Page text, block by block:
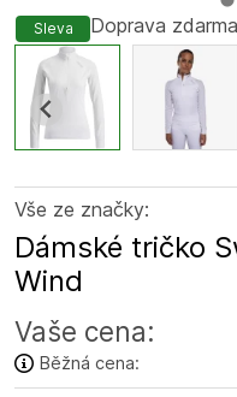
Sleva
Vše ze značky:
Dámské tričko
Wind
Vaše cena:
Běžná cena:
Doprava zdarma